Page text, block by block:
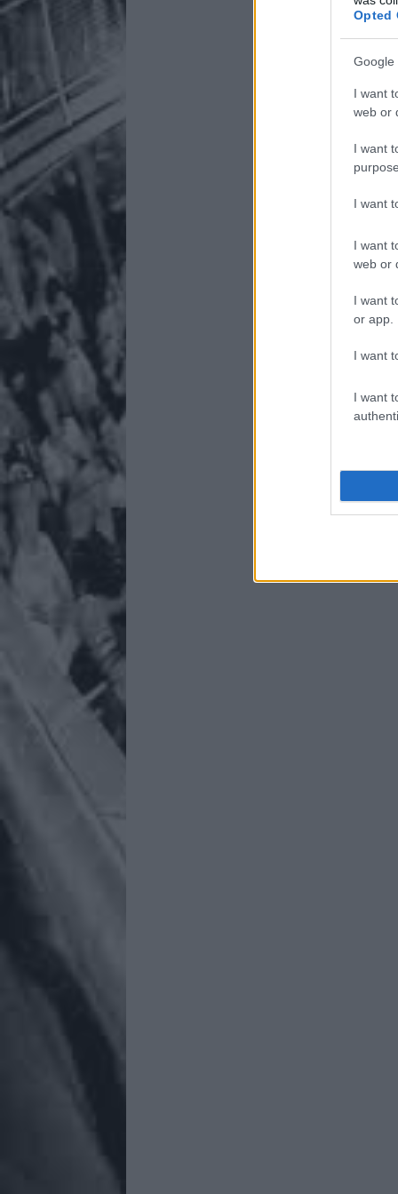
Opted
Google
I want
web or
I want
I want
I want
web or
I want
or app.
I want
I want